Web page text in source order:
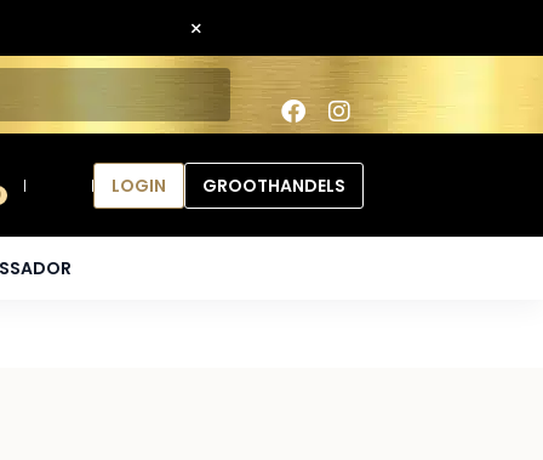
×
LOGIN GROOTHANDELS